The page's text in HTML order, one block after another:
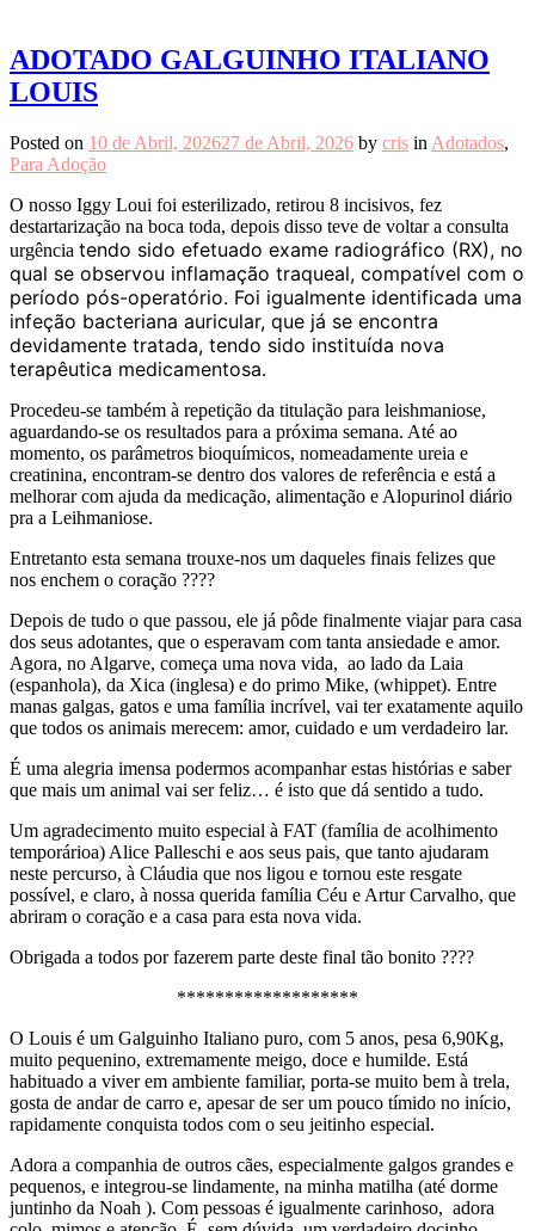
ADOTADO GALGUINHO ITALIANO
LOUIS
Posted on 10 de Abril, 202627 de Abril, 2026 by cris in Adotados,
Para Adoção
O nosso Iggy Loui foi esterilizado, retirou 8 incisivos, fez
destartarização na boca toda, depois disso teve de voltar a consulta
urgência tendo sido efetuado exame radiográfico (RX), no
qual se observou inflamação traqueal, compatível com o
período pós-operatório. Foi igualmente identificada uma
infeção bacteriana auricular, que já se encontra
devidamente tratada, tendo sido instituída nova
terapêutica medicamentosa.
Procedeu-se também à repetição da titulação para leishmaniose,
aguardando-se os resultados para a próxima semana. Até ao
momento, os parâmetros bioquímicos, nomeadamente ureia e
creatinina, encontram-se dentro dos valores de referência e está a
melhorar com ajuda da medicação, alimentação e Alopurinol diário
pra a Leihmaniose.
Entretanto esta semana trouxe-nos um daqueles finais felizes que
nos enchem o coração ????
Depois de tudo o que passou, ele já pôde finalmente viajar para casa
dos seus adotantes, que o esperavam com tanta ansiedade e amor.
Agora, no Algarve, começa uma nova vida, ao lado da Laia
(espanhola), da Xica (inglesa) e do primo Mike, (whippet). Entre
manas galgas, gatos e uma família incrível, vai ter exatamente aquilo
que todos os animais merecem: amor, cuidado e um verdadeiro lar.
É uma alegria imensa podermos acompanhar estas histórias e saber
que mais um animal vai ser feliz… é isto que dá sentido a tudo.
Um agradecimento muito especial à FAT (família de acolhimento
temporárioa) Alice Palleschi e aos seus pais, que tanto ajudaram
neste percurso, à Cláudia que nos ligou e tornou este resgate
possível, e claro, à nossa querida família Céu e Artur Carvalho, que
abriram o coração e a casa para esta nova vida.
Obrigada a todos por fazerem parte deste final tão bonito ????
*******************
O Louis é um Galguinho Italiano puro, com 5 anos, pesa 6,90Kg,
muito pequenino, extremamente meigo, doce e humilde. Está
habituado a viver em ambiente familiar, porta-se muito bem à trela,
gosta de andar de carro e, apesar de ser um pouco tímido no início,
rapidamente conquista todos com o seu jeitinho especial.
Adora a companhia de outros cães, especialmente galgos grandes e
pequenos, e integrou-se lindamente, na minha matilha (até dorme
juntinho da Noah ). Com pessoas é igualmente carinhoso, adora